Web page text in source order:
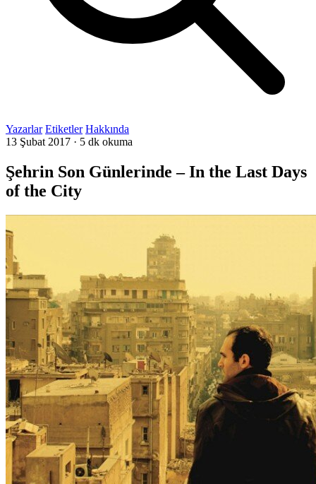
Yazarlar Etiketler Hakkında
13 Şubat 2017 · 5 dk okuma
Şehrin Son Günlerinde – In the Last Days
of the City